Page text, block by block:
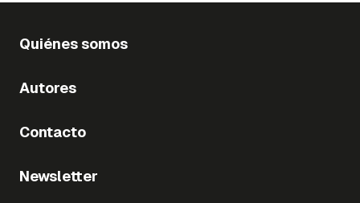
Quiénes somos
Autores
Contacto
Newsletter